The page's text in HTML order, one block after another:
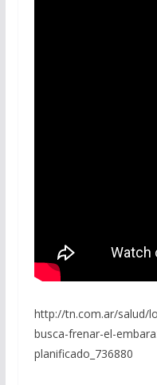
http://tn.com.ar/salud/
busca-frenar-el-
planificado_736880